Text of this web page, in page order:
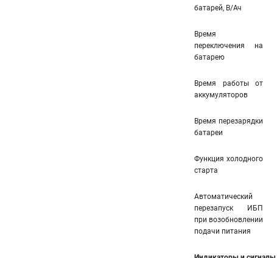
батарей, В/Ач
Время
переключения на
батарею
Время работы от
аккумуляторов
Время перезарядки
батареи
Функция холодного
старта
Автоматический
перезапуск ИБП
при возобновлении
подачи питания